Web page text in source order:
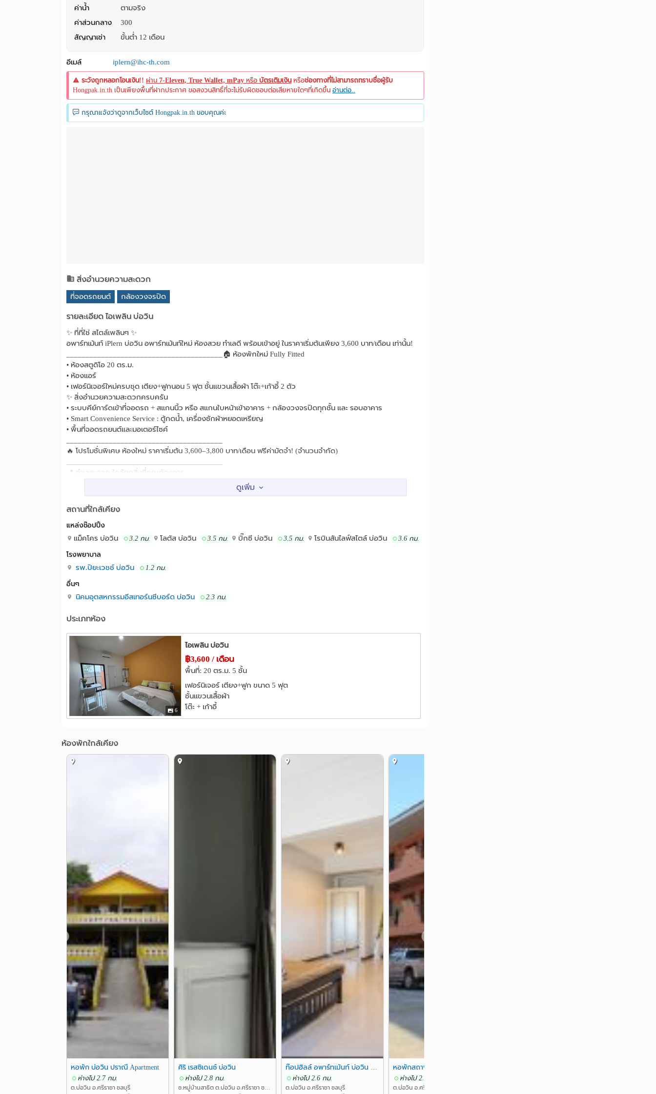
ค่าน้ำ
ตามจริง
ค่าส่วนกลาง
300
สัญญาเช่า
ขั้นต่ำ 12 เดือน
อีเมล์ iplern@ihc-th.com
ระวังถูกหลอกโอนเงิน!! ผ่าน 7-Eleven, True Wallet, mPay หรือ บัตรเติมเงินหรือช่องทางที่ไม่สามารถทราบชื่อผู้รับ
Hongpak.in.th เป็นเพียงพื้นที่ฝากประกาศ ขอสงวนสิทธิ์ที่จะไม่รับผิดชอบต่อเสียหายใดๆที่เกิดขึ้น อ่านต่อ..
กรุณาแจ้งว่าดูจากเว็บไซต์ Hongpak.in.th ขอบคุณค่ะ
สิ่งอำนวยความสะดวก
ที่จอดรถยนต์ กล้องวงจรปิด
รายละเอียด ไอเพลิน บ่อวิน
✨ ที่ที่ใช่ สไตล์เพลินๆ ✨
อพาร์ทเม้นท์ iPlern บ่อวิน อพาร์ทเม้นท์ใหม่ ห้องสวย ทำเลดี พร้อมเข้าอยู่ ในราคาเริ่มต้นเพียง 3,600 บาท/เดือน เท่านั้น!
________________________________________🏠 ห้องพักใหม่ Fully Fitted
• ห้องสตูดิโอ 20 ตร.ม.
• ห้องแอร์
• เฟอร์นิเจอร์ใหม่ครบชุด เตียง+ฟูกนอน 5 ฟุต ชั้นแขวนเสื้อผ้า โต๊ะ+เก้าอี้ 2 ตัว
✨ สิ่งอำนวยความสะดวกครบครัน
• ระบบคีย์การ์ดเข้าที่จอดรถ + สแกนนิ้ว หรือ สแกนใบหน้าเข้าอาคาร + กล้องวงจรปิดทุกชั้น และ รอบอาคาร
• Smart Convenience Service : ตู้กดน้ำ, เครื่องซักผ้าหยอดเหรียญ
• พื้นที่จอดรถยนต์และมอเตอร์ไซค์
🔥 โปรโมชั่นพิเศษ ห้องใหม่ ราคาเริ่มต้น 3,600–3,800 บาท/เดือน ฟรีค่ามัดจำ! (จำนวนจำกัด)
📍 ทำเลสะดวก ใกล้ทุกสิ่งที่คุณต้องการ
🛒 ช้อปปิ้ง & ห้างสรรพสินค้า เริ่มต้นใกล้แค่ Tesco Lotus บ่อวิน เพียง 5.1 กม. ซื้อของใช้ประจำวันสะดวกสบาย ส่วนใคร
อยากช้อปจุใจ J Park อยู่ที่ 22.5 กม. ตามด้วย Harbor Mall, โรบินสัน ศรีราชา และตึกคอมฯ ในระยะ 28–30 กม. ครอบคลุม
ทุกไลฟ์สไตล์
🏥 สุขภาพ & การแพทย์ ใกล้มาก! โรงพยาบาลปิยะเวช บ่อวิน อยู่แค่ 1.9 กม. และล่าสุด โรงพยาบาลพญาไท บ่อวิน เปิด
ใหม่! อยู่เพียง 4.8 กม. เจ็บป่วยฉุกเฉินถึงเร็ว มีโรงพยาบาลชั้นนำรองรับถึง 2 แห่งในละแวกเดียวกัน อุ่นใจทุกวัน และยังมี
พยาบาลกรุงเทพ พัทยา
________________________________________
🎓 การศึกษา หน่วยงานราชการใกล้บ้าน องค์การบริหารส่วนตำบลบ่อวิน เพียง 1.9 กม. ส่วนสถาบันการศึกษาชื่อดังอย่าง
________________________________________
🟠 นิคมฯ เหมราช 2.6 กม.
🟠 นิคมฯ อีสเทิร์นซีบอร์ด 2.9 กม.
🟠 นิคมฯ อมตะซิตี้ 6.3 กม.
🟠 นิคมฯ สยามอีสเทิร์น 8.5 กม.
เหมาะมากสำหรับพนักงานนิคมฯ ประหยัดเวลาเดินทาง ไม่ต้องเช่าไกล!
________________________________________
📞 สนใจสอบถาม / นัดชมห้อง
โทร : 02-438-9959
LINE : @iplern
________________________________________
สถานที่ใกล้เคียง
แหล่งช๊อปปิ้ง
แม็คโคร บ่อวิน 3.2 กม. โลตัส บ่อวิน 3.5 กม. บิ๊กซี บ่อวิน 3.5 กม. โรบินสันไลฟ์สไตล์ บ่อวิน 3.6 กม.
โรงพยาบาล
รพ.ปิยะเวชช์ บ่อวิน 1.2 กม.
อื่นๆ
นิคมอุตสหกรรมอีสเทอร์นซีบอร์ด บ่อวิน 2.3 กม.
ประเภทห้อง
6
ไอเพลิน บ่อวิน
฿3,600 / เดือน
พื้นที่: 20 ตร.ม. 5 ชั้น
เฟอร์นิเจอร์ เตียง+ฟูก ขนาด 5 ฟุต
ชั้นเเขวนเสื้อผ้า
โต๊ะ + เก้าอี้
ห้องพักใกล้เคียง
หอพัก บ่อวิน ปราณี Apartment
ห่างไป 2.7 กม.
ต.บ่อวิน อ.ศรีราชา ชลบุรี
ศิริ เรสซิเดนซ์ บ่อวิน
ห่างไป 2.8 กม.
ซ.หมู่บ้านสาธิต ต.บ่อวิน อ.ศรีราชา ชลบุรี
ห่างไป 2.6 กม.
ต.บ่อวิน อ.ศรีราชา ชลบุรี
หอพักสถาพร
ห่างไป 2.8 กม.
ต.บ่อวิน อ.ศรีราชา ชลบุรี